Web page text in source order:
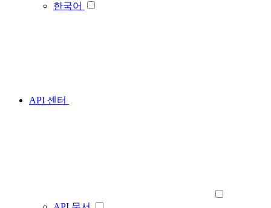
한국어
API 센터